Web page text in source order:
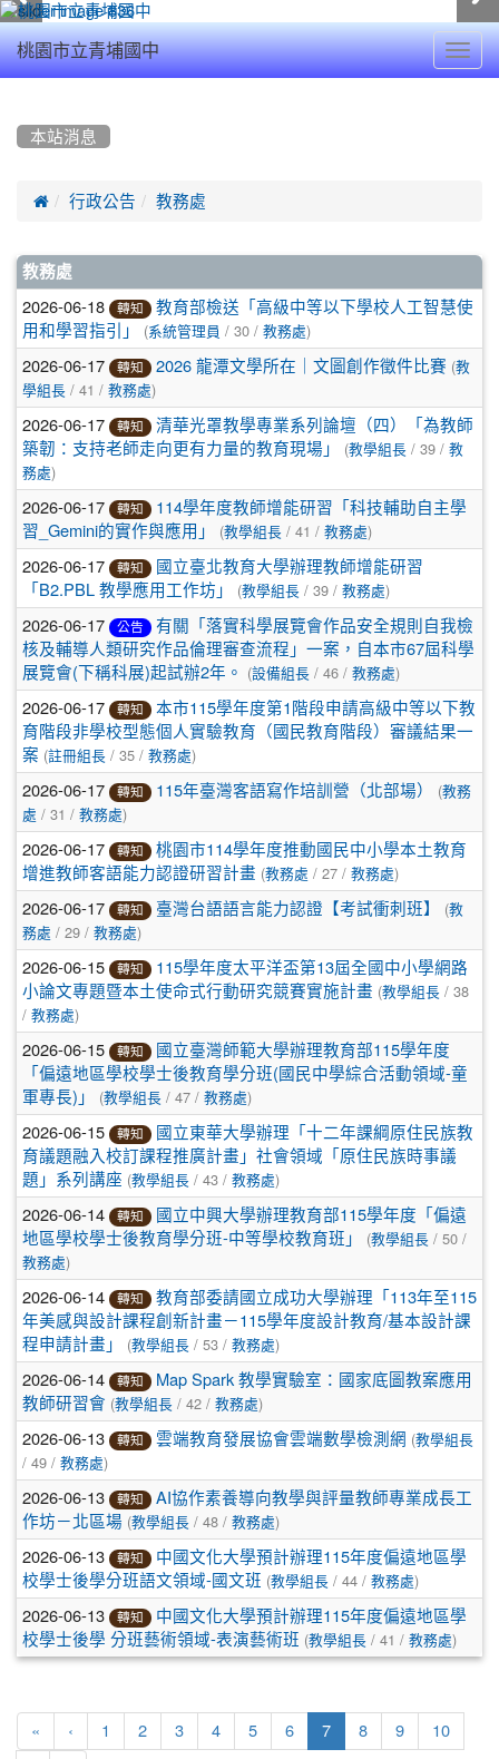
桃園市立青埔國中
本站消息
 行政公告 教務處
文
章
列
表
教務處
2026-06-18 轉知
教育部檢送「高級中等以下學校人工智慧使
用和學習指引」
(系統管理員 / 30 / 教務處)
2026-06-17 轉知 2026 龍潭文學所在｜文圖創作徵件比賽 (教
學組長 / 41 / 教務處)
2026-06-17 轉知
清華光罩教學專業系列論壇（四）「為教師
築韌：支持老師走向更有力量的教育現場」
(教學組長 / 39 / 教
務處)
2026-06-17 轉知
114學年度教師增能研習「科技輔助自主學
習_Gemini的實作與應用」
(教學組長 / 41 / 教務處)
2026-06-17 轉知
國立臺北教育大學辦理教師增能研習
「B2.PBL 教學應用工作坊」
(教學組長 / 39 / 教務處)
2026-06-17 公告
有關「落實科學展覽會作品安全規則自我檢
核及輔導人類研究作品倫理審查流程」一案，自本市67屆科學
展覽會(下稱科展)起試辦2年。
(設備組長 / 46 / 教務處)
2026-06-17 轉知
本市115學年度第1階段申請高級中等以下教
育階段非學校型態個人實驗教育（國民教育階段）審議結果一
案 (註冊組長 / 35 / 教務處)
2026-06-17 轉知 115年臺灣客語寫作培訓營（北部場） (教務
處 / 31 / 教務處)
2026-06-17 轉知
桃園市114學年度推動國民中小學本土教育
增進教師客語能力認證研習計畫 (教務處 / 27 / 教務處)
2026-06-17 轉知 臺灣台語語言能力認證【考試衝刺班】 (教
務處 / 29 / 教務處)
2026-06-15 轉知
115學年度太平洋盃第13屆全國中小學網路
小論文專題暨本土使命式行動研究競賽實施計畫 (教學組長 / 38
/ 教務處)
2026-06-15 轉知
國立臺灣師範大學辦理教育部115學年度
「偏遠地區學校學士後教育學分班(國民中學綜合活動領域-童
軍專長)」
(教學組長 / 47 / 教務處)
2026-06-15 轉知
國立東華大學辦理「十二年課綱原住民族教
育議題融入校訂課程推廣計畫」社會領域「原住民族時事議
題」系列講座 (教學組長 / 43 / 教務處)
2026-06-14 轉知
國立中興大學辦理教育部115學年度「偏遠
地區學校學士後教育學分班-中等學校教育班」
(教學組長 / 50 /
教務處)
2026-06-14 轉知
教育部委請國立成功大學辦理「113年至115
年美感與設計課程創新計畫－115學年度設計教育/基本設計課
程申請計畫」
(教學組長 / 53 / 教務處)
2026-06-14 轉知
Map Spark 教學實驗室：國家底圖教案應用
教師研習會 (教學組長 / 42 / 教務處)
2026-06-13 轉知 雲端教育發展協會雲端數學檢測網 (教學組長
/ 49 / 教務處)
2026-06-13 轉知
AI協作素養導向教學與評量教師專業成長工
作坊－北區場 (教學組長 / 48 / 教務處)
2026-06-13 轉知
中國文化大學預計辦理115年度偏遠地區學
校學士後學分班語文領域-國文班 (教學組長 / 44 / 教務處)
2026-06-13 轉知
中國文化大學預計辦理115年度偏遠地區學
校學士後學 分班藝術領域-表演藝術班 (教學組長 / 41 / 教務處)
« ‹ 1 2 3 4 5 6 7(current)
8 9 10